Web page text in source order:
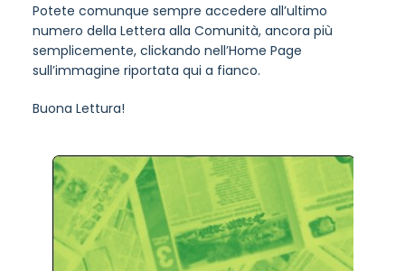
Potete comunque sempre accedere all’ultimo
numero della Lettera alla Comunità, ancora più
semplicemente, clickando nell’Home Page
sull’immagine riportata qui a fianco.
Buona Lettura!